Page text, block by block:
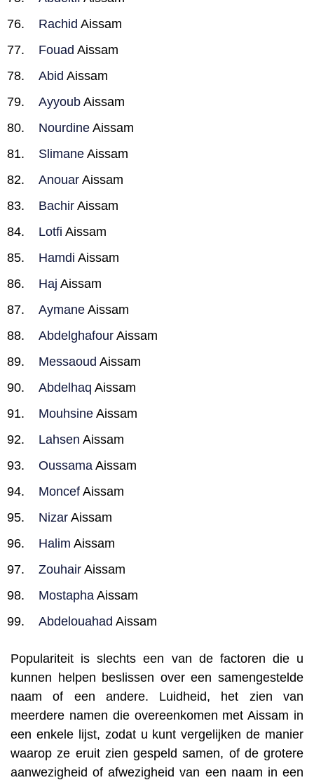
Rachid Aissam
Fouad Aissam
Abid Aissam
Ayyoub Aissam
Nourdine Aissam
Slimane Aissam
Anouar Aissam
Bachir Aissam
Lotfi Aissam
Hamdi Aissam
Haj Aissam
Aymane Aissam
Abdelghafour Aissam
Messaoud Aissam
Abdelhaq Aissam
Mouhsine Aissam
Lahsen Aissam
Oussama Aissam
Moncef Aissam
Nizar Aissam
Halim Aissam
Zouhair Aissam
Mostapha Aissam
Abdelouahad Aissam
Populariteit is slechts een van de factoren die u
kunnen helpen beslissen over een samengestelde
naam of een andere. Luidheid, het zien van
meerdere namen die overeenkomen met Aissam in
een enkele lijst, zodat u kunt vergelijken de manier
waarop ze eruit zien gespeld samen, of de grotere
aanwezigheid of afwezigheid van een naam in een